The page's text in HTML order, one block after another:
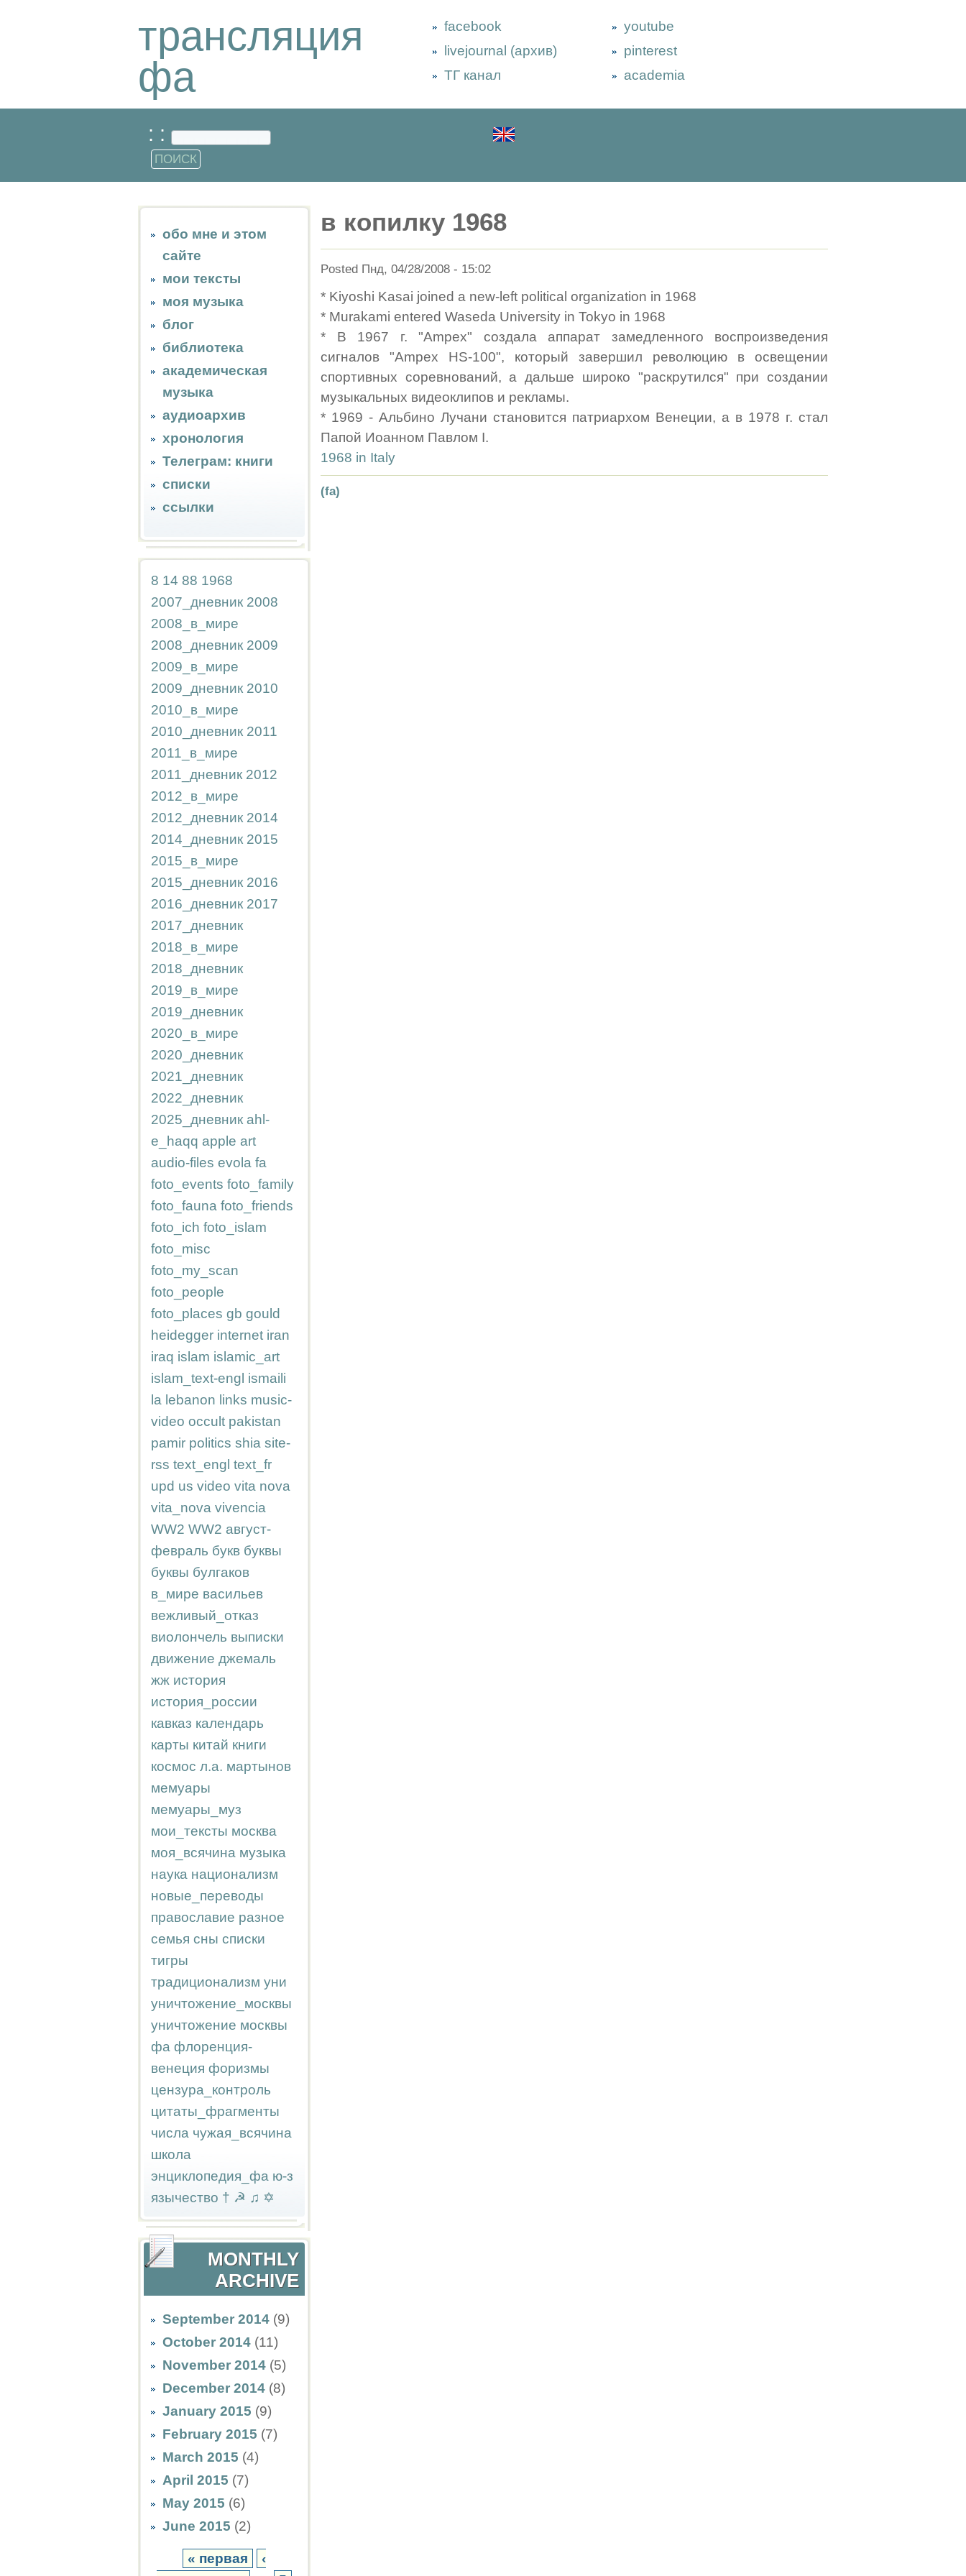
трансляция
фа
facebook
livejournal (архив)
ТГ канал
youtube
pinterest
academia
: :
обо мне и этом
сайте
мои тексты
моя музыка
блог
библиотека
академическая
музыка
аудиоархив
хронология
Телеграм: книги
списки
ссылки
8 14 88 1968
2007_дневник 2008
2008_в_мире
2008_дневник 2009
2009_в_мире
2009_дневник 2010
2010_в_мире
2010_дневник 2011
2011_в_мире
2011_дневник 2012
2012_в_мире
2012_дневник 2014
2014_дневник 2015
2015_в_мире
2015_дневник 2016
2016_дневник 2017
2017_дневник
2018_в_мире
2018_дневник
2019_в_мире
2019_дневник
2020_в_мире
2020_дневник
2021_дневник
2022_дневник
2025_дневник ahl-
e_haqq apple art
audio-files evola fa
foto_events foto_family
foto_fauna foto_friends
foto_ich foto_islam
foto_misc
foto_my_scan
foto_people
foto_places gb gould
heidegger internet iran
iraq islam islamic_art
islam_text-engl ismaili
la lebanon links music-
video occult pakistan
pamir politics shia site-
rss text_engl text_fr
upd us video vita nova
vita_nova vivencia
WW2 WW2 август-
февраль букв буквы
буквы булгаков
в_мире васильев
вежливый_отказ
виолончель выписки
движение джемаль
жж история
история_россии
кавказ календарь
карты китай книги
космос л.а. мартынов
мемуары
мемуары_муз
мои_тексты москва
моя_всячина музыка
наука национализм
новые_переводы
православие разное
семья сны списки
тигры
традиционализм уни
уничтожение_москвы
уничтожение москвы
фа флоренция-
венеция форизмы
цензура_контроль
цитаты_фрагменты
числа чужая_всячина
школа
энциклопедия_фа ю-з
язычество † ☭ ♫ ✡
MONTHLY
ARCHIVE
September 2014 (9)
October 2014 (11)
November 2014 (5)
December 2014 (8)
January 2015 (9)
February 2015 (7)
March 2015 (4)
April 2015 (7)
May 2015 (6)
June 2015 (2)
« первая
‹
в копилку 1968
Posted Пнд, 04/28/2008 - 15:02
* Kiyoshi Kasai joined a new-left political organization in 1968
* Murakami entered Waseda University in Tokyo in 1968
* В 1967 г. "Ampex" создала аппарат замедленного воспроизведения
сигналов "Ampex HS-100", который завершил революцию в освещении
спортивных соревнований, а дальше широко "раскрутился" при создании
музыкальных видеоклипов и рекламы.
* 1969 - Альбино Лучани становится патриархом Венеции, а в 1978 г. стал
Папой Иоанном Павлом I.
1968 in Italy
(fa)